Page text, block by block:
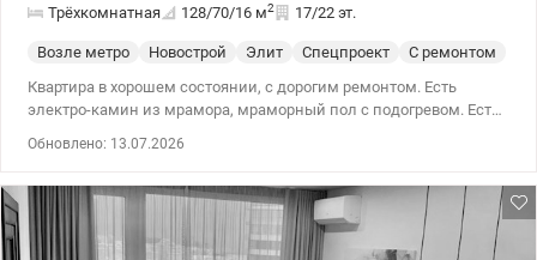
Трёхкомнатная 128/70/16 м2 17/22 эт.
Возле метро Новострой Элит Спецпроект
С ремонтом
Квартира в хорошем состоянии, с дорогим ремонтом. Есть
электро-камин из мрамора, мраморный пол с подогревом. Есть
территории ЖК есть все необходимое: аптека, магазины
продуктов, салоны, клиники, кафе. Также есть паркоместо в
парковке ЖК. т.044 200 10 80 Valion.ua/1119442
Обновлено: 13.07.2026